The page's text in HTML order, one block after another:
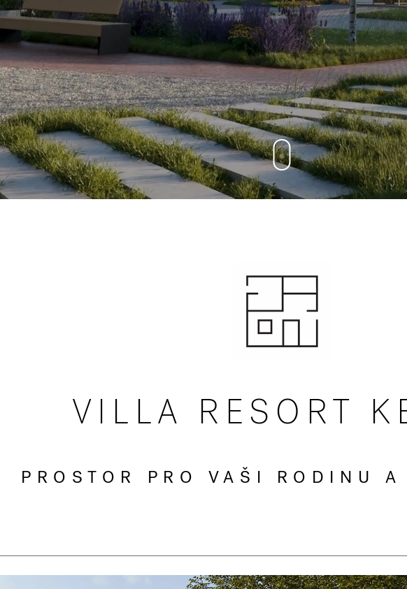
VILLA RESORT
PROSTOR PRO VAŠI RODINU